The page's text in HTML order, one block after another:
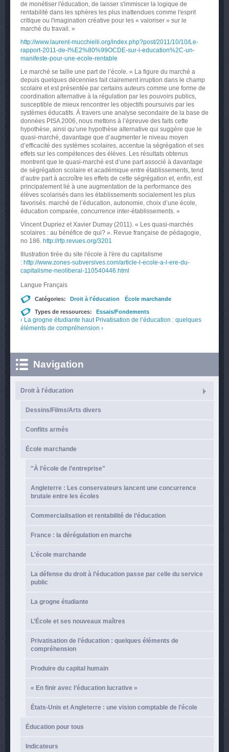
de monétiser l'éducation, de laisser s'immiscer la logique de
rentabilité dans les sphères les plus inattendues comme l'esprit
critique ou l'imagination créative pour les « valoriser » sur le
marché du travail. »
http://www.laurent-mucchielli.org/index.php?post/2011/10/10/Le-
rapport-2011-de-l%E2%80%99OCDE-sur-l-education%2C-un-
manifeste-pour-une-ecole-rentable
Le marché se taille une part de l’école. « La figure du marché a
depuis quelques décennies faitclairementirruption dans le champ
scolaire etest présentée par certains auteurs comme une forme de
coordination alternative à la régulation par les pouvoirs publics,
susceptible de mieux rencontrer les objectifs poursuivis par les
systèmes éducatifs. À travers une analyse secondaire de la base de
données PISA 2006, nous mettons à l’épreuve des faits cette
hypothèse, ainsi qu’une hypothèse alternative qui suggère que le
quasi-marché, davantage que d’augmenter le niveau moyen
d’efficacité des systèmes scolaires, accentue la ségrégation etses
effets sur les compétences des élèves. Les résultats obtenus
montrent que le quasi-marché est d’une partassocié à davantage
de ségrégation scolaire etacadémique entre établissements, tend
d’autre partà accroître les effets de cette ségrégation et, enfin, est
principalement lié à une augmentation de la performance des
élèves scolarisés dans les établissements socialementles plus
favorisés. marché de l’éducation, autonomie, choix d’une école,
éducation comparée, concurrence inter-établissements. »
Vincent Dupriez et Xavier Dumay (2011). « Les quasi-marchés
scolaires : au bénéfice de qui? ». Revue française de pédagogie,
no 186. http://rfp.revues.org/3201
Illustration tirée du site l'école à l'ère du capitalisme
: http://www.zones-subversives.com/article-l-ecole-a-l-ere-du-
capitalisme-neoliberal-110540446.html
Langue Français
Catégories: Droit à l'éducation École marchande
Types de ressources: Essais/Fondements
‹ La grogne étudiante haut Privatisation de l’éducation : quelques
éléments de compréhension ›
Navigation
Droit à l'éducation
Dessins/Films/Arts divers
Conflits armés
École marchande
"À l’école de l’entreprise"
Angleterre : Les conservateurs lancent une concurrence
brutale entre les écoles
Commercialisation et rentabilité de l’éducation
France : la dérégulation en marche
L'école marchande
La défense du droit à l’éducation passe par celle du service
public
La grogne étudiante
L’École et ses nouveaux maîtres
Privatisation de l’éducation : quelques éléments de
compréhension
Produire du capital humain
« En finir avec l’éducation lucrative »
États-Unis et Angleterre : une vision comptable de l’école
Éducation pour tous
Indicateurs